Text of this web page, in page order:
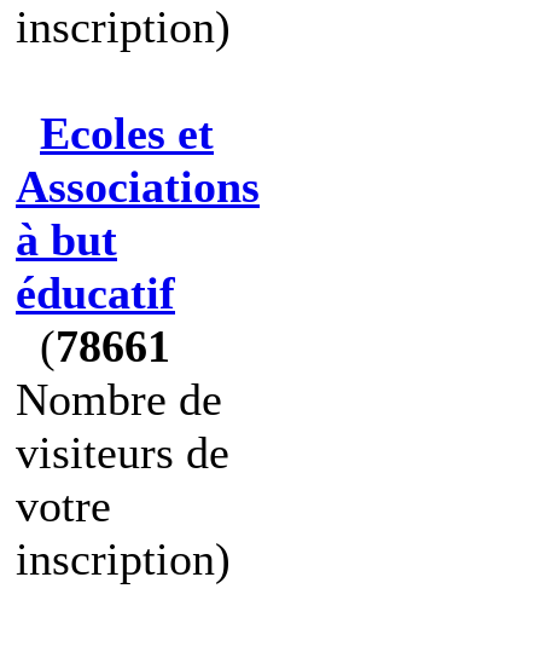
inscription)
Ecoles et
Associations
à but
éducatif
(78661
Nombre de
visiteurs de
votre
inscription)